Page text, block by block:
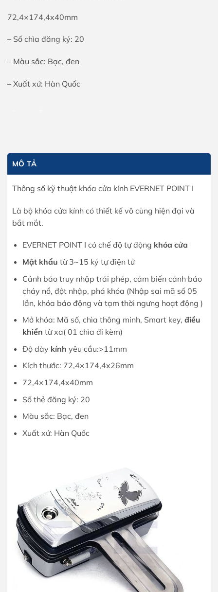
72,4×174,4x40mm
– Số chìa đăng ký: 20
– Màu sắc: Bạc, đen
– Xuất xứ: Hàn Quốc
MÔ TẢ
Thông số kỹ thuật khóa cửa kính EVERNET POINT I
Là bộ khóa cửa kính có thiết kế vô cùng hiện đại và
bắt mắt.
EVERNET POINT I có chế độ tự động khóa cửa
Mật khẩu từ 3~15 ký tự điện tử
Cảnh báo truy nhập trái phép, cảm biến cảnh báo
cháy nổ, đột nhập, phá khóa (Nhập sai mã số 05
lần, khóa báo động và tạm thời ngưng hoạt động )
Mở khóa: Mã số, chìa thông minh, Smart key, điều
khiển từ xa( 01 chìa đi kèm)
Độ dày kính yêu cầu:>11mm
Kích thước: 72,4×174,4x26mm
72,4×174,4x40mm
Số thẻ đăng ký: 20
Màu sắc: Bạc, đen
Xuất xứ: Hàn Quốc